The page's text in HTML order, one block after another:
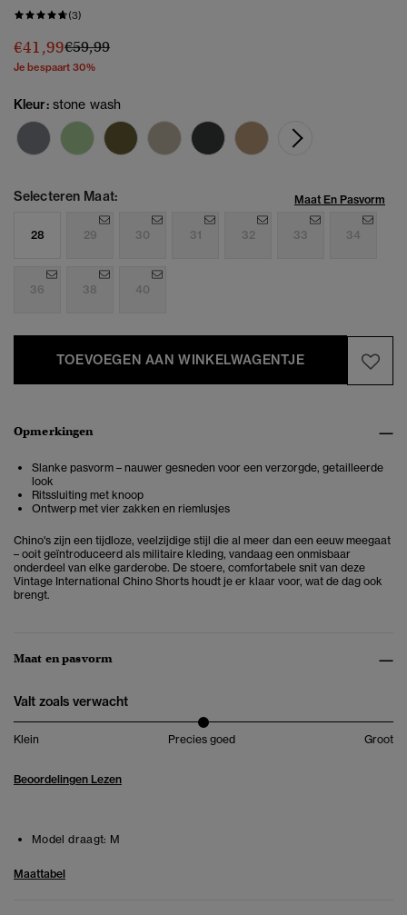
(3)
€41,99Prijs verlaagd van
€59,99naar
Je bespaart 30%
Kleur: stone wash
Selecteren Maat: Maat En Pasvorm
28 29 30 31 32 33 34
36 38 40
TOEVOEGEN AAN WINKELWAGENTJE
Opmerkingen
Slanke pasvorm – nauwer gesneden voor een verzorgde, getailleerde
look
Ritssluiting met knoop
Ontwerp met vier zakken en riemlusjes
Chino's zijn een tijdloze, veelzijdige stijl die al meer dan een eeuw meegaat
– ooit geïntroduceerd als militaire kleding, vandaag een onmisbaar
onderdeel van elke garderobe. De stoere, comfortabele snit van deze
Vintage International Chino Shorts houdt je er klaar voor, wat de dag ook
brengt.
Maat en pasvorm
Valt zoals verwacht
Klein Precies goed Groot
Beoordelingen Lezen
Model draagt: M
Maattabel